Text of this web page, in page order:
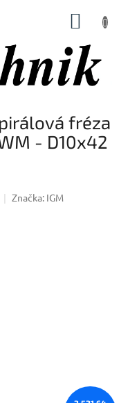
fréza
- D10x42
Značka: IGM